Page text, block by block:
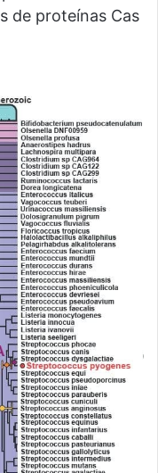
de proteínas Cas